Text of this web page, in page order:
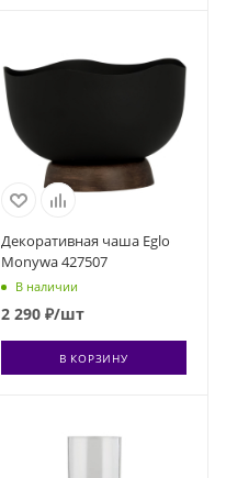
Декоративная чаша Eglo
Monywa 427507
В наличии
2 290₽/шт
В КОРЗИНУ